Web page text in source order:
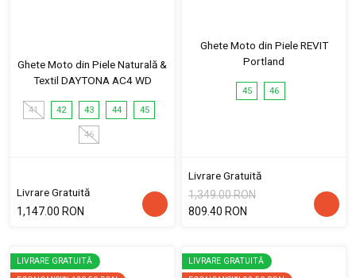
Ghete Moto din Piele Naturală &
Textil DAYTONA AC4 WD
41 42 43 44 45
46
Livrare Gratuită
1,147.00 RON
Ghete Moto din Piele REVIT
Portland
45 46
Livrare Gratuită
1,349.00 RON
809.40 RON
LIVRARE GRATUITĂ
LIVRARE GRATUITĂ